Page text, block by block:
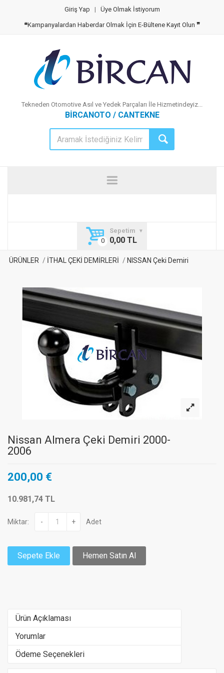
Giriş Yap | Üye Olmak İstiyorum
❝Kampanyalardan Haberdar Olmak İçin E-Bültene Kayıt Olun ❞
Tekneden Otomotive Asıl ve Yedek Parçaları İle Hizmetindeyiz...
BİRCANOTO / CANTEKNE
Sepetim
0,00 TL
ÜRÜNLER İTHAL ÇEKİ DEMİRLERİ NISSAN Çeki Demiri
Nissan Almera Çeki Demiri 2000-
2006
200,00 €
10.981,74 TL
Miktar: - + Adet
Sepete Ekle Hemen Satın Al
Ürün Açıklaması
Yorumlar
Ödeme Seçenekleri